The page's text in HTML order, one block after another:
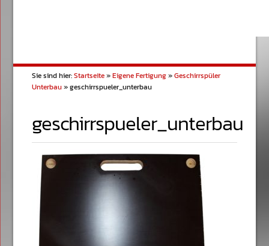
Sie sind hier:Startseite»Eigene Fertigung»Geschirrspüler
Unterbau»geschirrspueler_unterbau
geschirrspueler_unterbau